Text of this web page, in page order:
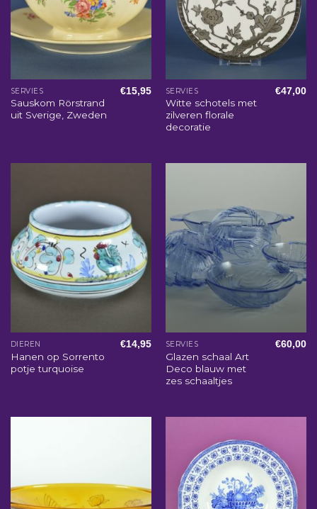
SERVIES
Sauskom Rörstrand
uit Sverige, Zweden
€15,95 SERVIES
Witte schotels met
zilveren florale
decoratie
€47,00
DIEREN
Hanen op Sorrento
potje turquoise
€14,95 SERVIES
Glazen schaal Art
Deco blauw met
zes schaaltjes
€60,00